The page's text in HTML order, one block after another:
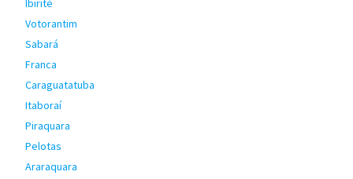
Ibirité
Votorantim
Sabará
Franca
Caraguatatuba
Itaboraí
Piraquara
Pelotas
Araraquara